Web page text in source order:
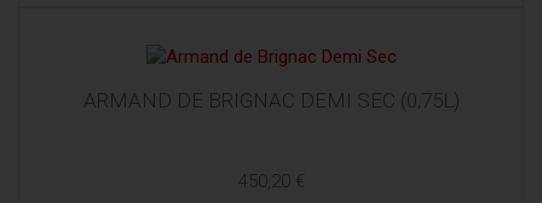
ARMAND DE BRIGNAC DEMI SEC (0,75L)
450,20 €